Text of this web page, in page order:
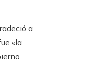
a
«la